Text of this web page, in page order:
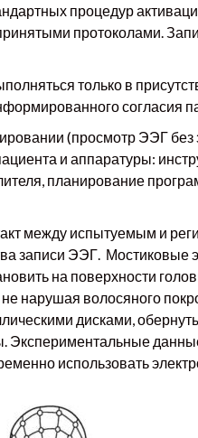
процедур
протоколами.
только в
согласия
(просмотр ЭЭГ без
и аппаратуры:
планирование
между испытуемым и
записи ЭЭГ. Мостиковые
на поверхности
нарушая волосяного
дисками,
Экспериментальные
использовать